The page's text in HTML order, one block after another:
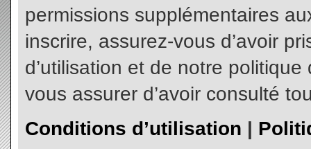
permissions supplémentaires
inscrire, assurez-vous d’avoir
d’utilisation et de notre
vous assurer d’avoir consulté
Conditions d’utilisation |